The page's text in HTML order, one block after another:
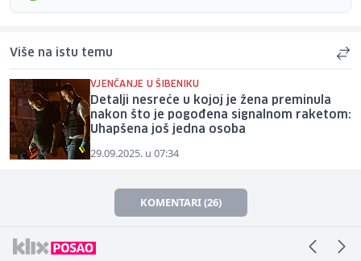
Više na istu temu
VJENČANJE U ŠIBENIKU
Detalji nesreće u kojoj je žena preminula
nakon što je pogođena signalnom raketom:
Uhapšena još jedna osoba
29.09.2025. u 07:34
KOMENTARI (26)